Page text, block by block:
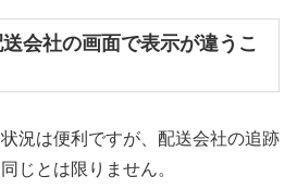
会社の画面で表示が違うこ
況は便利ですが、配送会社の追跡
じとは限りません。